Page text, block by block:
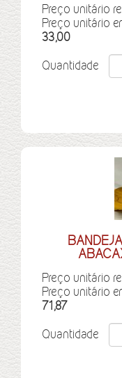
Preço unitário
Preço unitário
33,00
Quantidade
Preço unitário
Preço unitário
71,87
Quantidade